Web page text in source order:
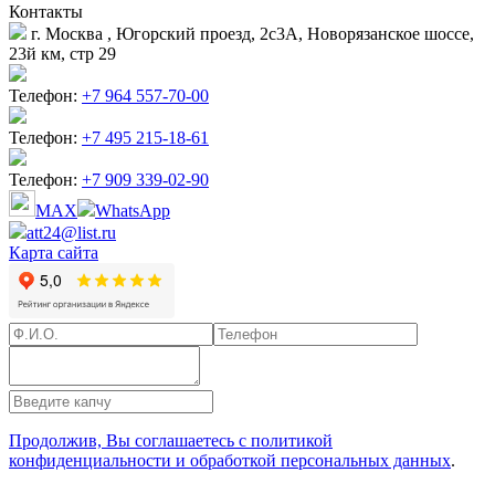
Контакты
г. Москва , Югорский проезд, 2с3А, Новорязанское шоссе,
23й км, стр 29
Телефон: +7 964 557-70-00
Телефон: +7 495 215-18-61
Телефон: +7 909 339-02-90
MAX
WhatsApp
att24@list.ru
Карта сайта
Продолжив, Вы соглашаетесь с политикой
конфиденциальности и обработкой персональных данных.